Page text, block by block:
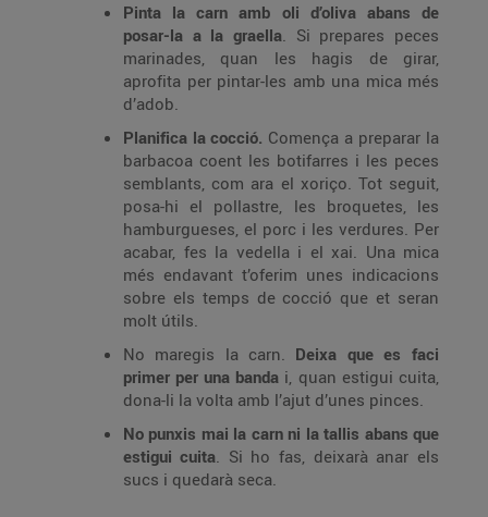
Pinta la carn amb oli d’oliva abans de
posar-la a la graella. Si prepares peces
marinades, quan les hagis de girar,
aprofita per pintar-les amb una mica més
d’adob.
Planifica la cocció. Comença a preparar la
barbacoa coent les botifarres i les peces
semblants, com ara el xoriço. Tot seguit,
posa-hi el pollastre, les broquetes, les
hamburgueses, el porc i les verdures. Per
acabar, fes la vedella i el xai. Una mica
més endavant t’oferim unes indicacions
sobre els temps de cocció que et seran
molt útils.
No maregis la carn. Deixa que es faci
primer per una banda i, quan estigui cuita,
dona-li la volta amb l’ajut d’unes pinces.
No punxis mai la carn ni la tallis abans que
estigui cuita. Si ho fas, deixarà anar els
sucs i quedarà seca.